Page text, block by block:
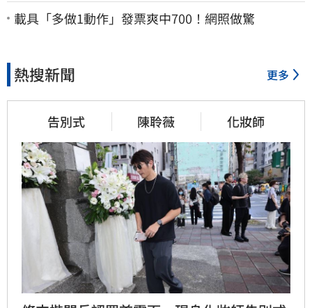
載具「多做1動作」發票爽中700！網照做驚
熱搜新聞 更多
告別式 陳聆薇 化妝師